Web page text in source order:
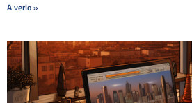
A verlo »